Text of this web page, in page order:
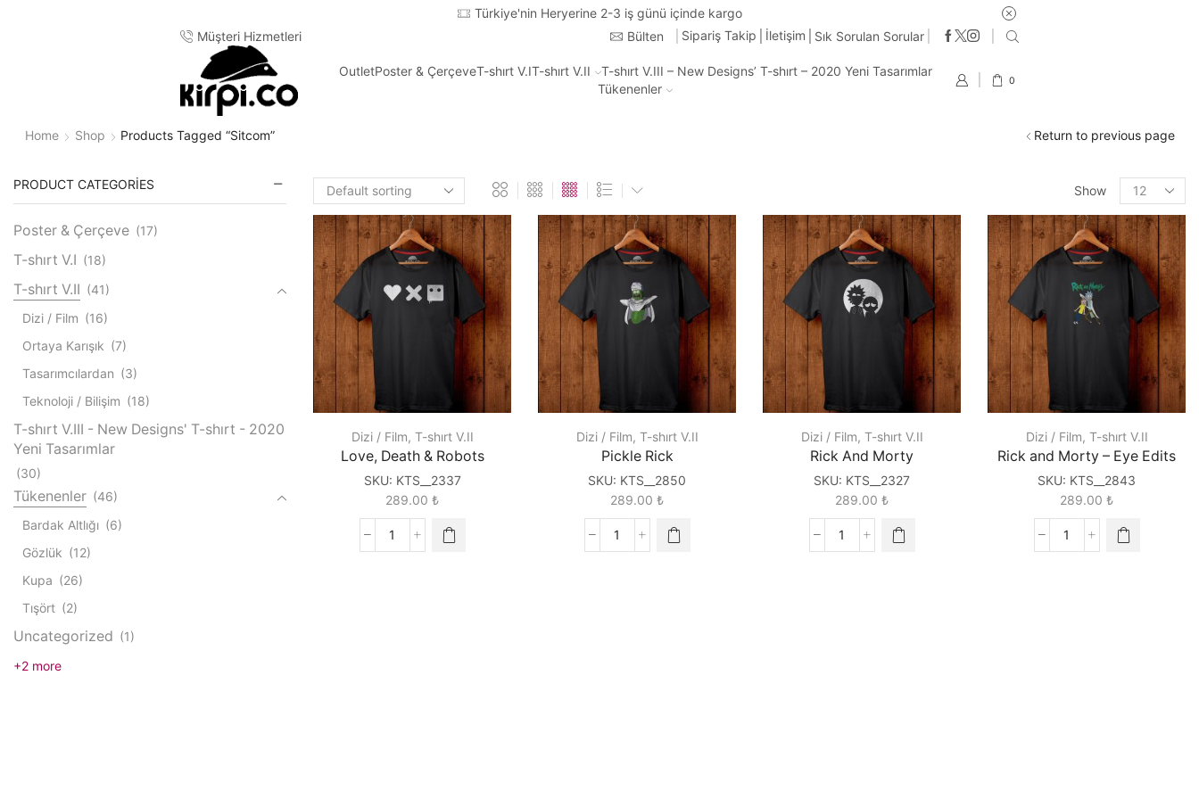
Türkiye'nin Heryerine 2-3 iş günü içinde kargo
Müşteri Hizmetleri
Bülten Sipariş Takip İletişim Sık Sorulan Sorular
OutletPoster & ÇerçeveT-shırt V.IT-shırt V.II
T-shırt V.III – New Designs’ T-shırt – 2020 Yeni Tasarımlar
Tükenenler
0
Home Shop Products Tagged “sitcom” Return to previous page
Show
Products
per
page
Dizi / Film, T-shırt V.II
Love, Death & Robots
SKU: KTS__2337
289.00 ₺
Love,
Dizi / Film, T-shırt V.II
Pickle Rick
SKU: KTS__2850
289.00 ₺
Pickle
Dizi / Film, T-shırt V.II
Rick And Morty
SKU: KTS__2327
289.00 ₺
Rick
Dizi / Film, T-shırt V.II
Rick and Morty – Eye Edits
SKU: KTS__2843
289.00 ₺
Rick
PRODUCT CATEGORIES
Poster & Çerçeve (17)
T-shırt V.I (18)
T-shırt V.II (41)
Dizi / Film (16)
Ortaya Karışık (7)
Tasarımcılardan (3)
Teknoloji / Bilişim (18)
T-shırt V.III - New Designs' T-shırt - 2020
Yeni Tasarımlar
(30)
Tükenenler (46)
Bardak Altlığı (6)
Gözlük (12)
Kupa (26)
Tışört (2)
Uncategorized (1)
+2 more